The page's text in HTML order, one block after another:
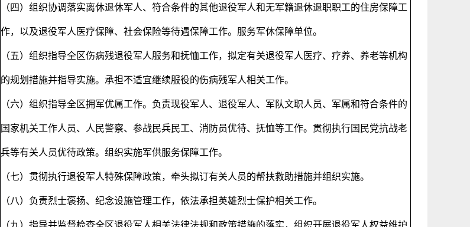
（四）组织协调落实离休退休军人、符合条件的其他退役军人和无军籍退休退职职工的住房保障工
作，以及退役军人医疗保障、社会保险等待遇保障工作。服务军休保障单位。
（五）组织指导全区伤病残退役军人服务和抚恤工作，拟定有关退役军人医疗、疗养、养老等机构
的规划措施并指导实施。承担不适宜继续服役的伤病残军人相关工作。
（六）组织指导全区拥军优属工作。负责现役军人、退役军人、军队文职人员、军属和符合条件的
国家机关工作人员、人民警察、参战民兵民工、消防员优待、抚恤等工作。贯彻执行国民党抗战老
兵等有关人员优待政策。组织实施军供服务保障工作。
（七）贯彻执行退役军人特殊保障政策，牵头拟订有关人员的帮扶救助措施并组织实施。
（八）负责烈士褒扬、纪念设施管理工作，依法承担英雄烈士保护相关工作。
（九）指导并监督检查全区退役军人相关法律法规和政策措施的落实，组织开展退役军人权益维护